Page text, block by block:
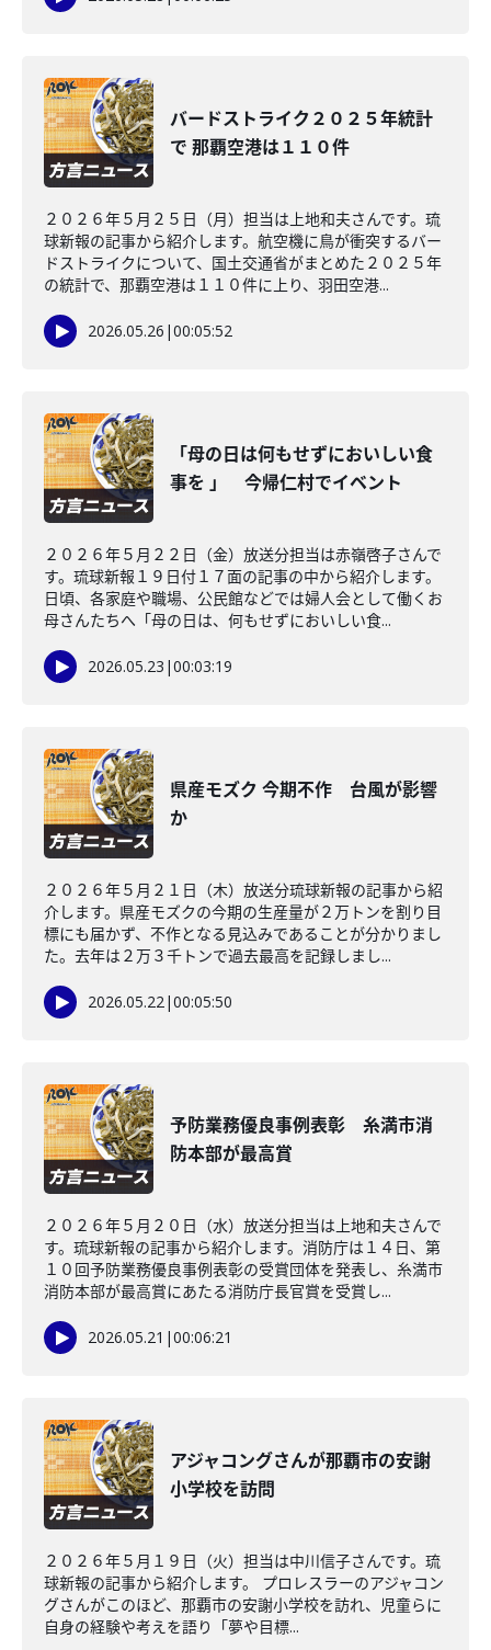
バードストライク２０２５年統計
で 那覇空港は１１０件
２０２６年５月２５日（月）担当は上地和夫さんです。琉
球新報の記事から紹介します。航空機に鳥が衝突するバー
ドストライクについて、国土交通省がまとめた２０２５年
の統計で、那覇空港は１１０件に上り、羽田空港...
2026.05.26 |00:05:52
「母の日は何もせずにおいしい食
事を 」 今帰仁村でイベント
２０２６年５月２２日（金）放送分担当は赤嶺啓子さんで
す。琉球新報１９日付１７面の記事の中から紹介します。
日頃、各家庭や職場、公民館などでは婦人会として働くお
母さんたちへ「母の日は、何もせずにおいしい食...
2026.05.23 |00:03:19
県産モズク 今期不作 台風が影響
か
２０２６年５月２１日（木）放送分琉球新報の記事から紹
介します。県産モズクの今期の生産量が２万トンを割り目
標にも届かず、不作となる見込みであることが分かりまし
た。去年は２万３千トンで過去最高を記録しまし...
2026.05.22|00:05:50
予防業務優良事例表彰 糸満市消
防本部が最高賞
２０２６年５月２０日（水）放送分担当は上地和夫さんで
す。琉球新報の記事から紹介します。消防庁は１４日、第
１０回予防業務優良事例表彰の受賞団体を発表し、糸満市
消防本部が最高賞にあたる消防庁長官賞を受賞し...
2026.05.21 |00:06:21
アジャコングさんが那覇市の安謝
小学校を訪問
２０２６年５月１９日（火）担当は中川信子さんです。琉
球新報の記事から紹介します。 プロレスラーのアジャコン
グさんがこのほど、那覇市の安謝小学校を訪れ、児童らに
自身の経験や考えを語り「夢や目標...